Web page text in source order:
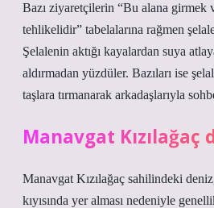
Bazı ziyaretçilerin “Bu alana girmek
tehlikelidir” tabelalarına rağmen
Şelalenin aktığı kayalardan suya
aldırmadan yüzdüler. Bazıları ise
taşlara tırmanarak arkadaşlarıyla
Manavgat Kızılağaç
Manavgat Kızılağaç sahilindeki
kıyısında yer alması nedeniyle